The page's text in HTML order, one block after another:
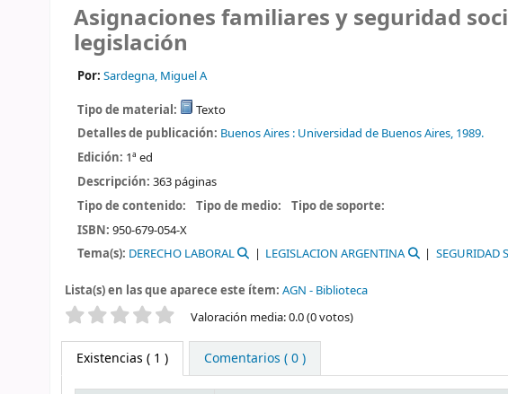
Asignaciones familiares y seguridad
legislación
Por: Sardegna, Miguel A
Tipo de material:
Texto
Detalles de publicación: Buenos Aires : Universidad de Buenos Aires, 1989.
Edición: 1ª ed
Descripción: 363 páginas
Tipo de contenido:
Tipo de medio:
Tipo de soporte:
ISBN: 950-679-054-X
Tema(s): DERECHO LABORAL LEGISLACION ARGENTINA SEGURIDAD
Lista(s) en las que aparece este ítem: AGN - Biblioteca
Valoración Valoración media: 0.0 (0 votos)
Existencias ( 1 ) Comentarios ( 0 )